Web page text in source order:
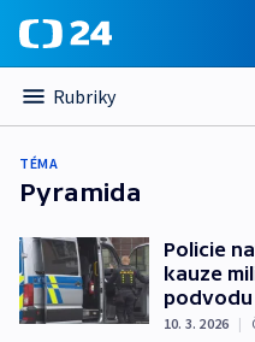
Rubriky
TÉMA
Pyramida
Policie
kauze
podvodu
10. 3. 2026 |